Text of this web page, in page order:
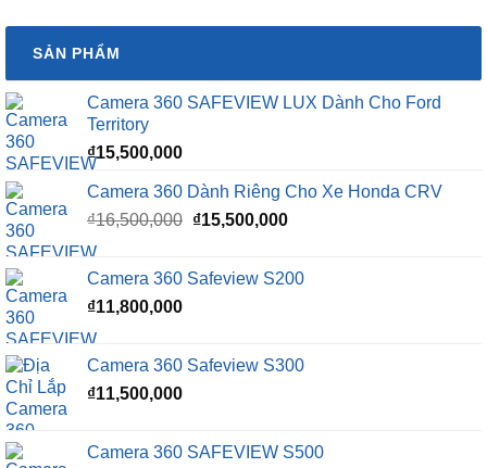
SẢN PHẨM
Camera 360 SAFEVIEW LUX Dành Cho Ford
Territory
₫15,500,000
Camera 360 Dành Riêng Cho Xe Honda CRV
₫16,500,000 Giá
₫16,500,000.
₫15,500,000Giá
là:
Camera 360 Safeview S200
₫11,800,000
Camera 360 Safeview S300
₫11,500,000
Camera 360 SAFEVIEW S500